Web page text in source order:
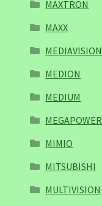
MAXTRON
MAXX
MEDIAVISION
MEDION
MEDIUM
MEGAPOWER
MIMIO
MITSUBISHI
MULTIVISION